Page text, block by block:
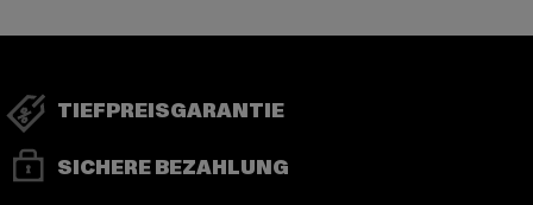
TIEFPREISGARANTIE
SICHERE BEZAHLUNG